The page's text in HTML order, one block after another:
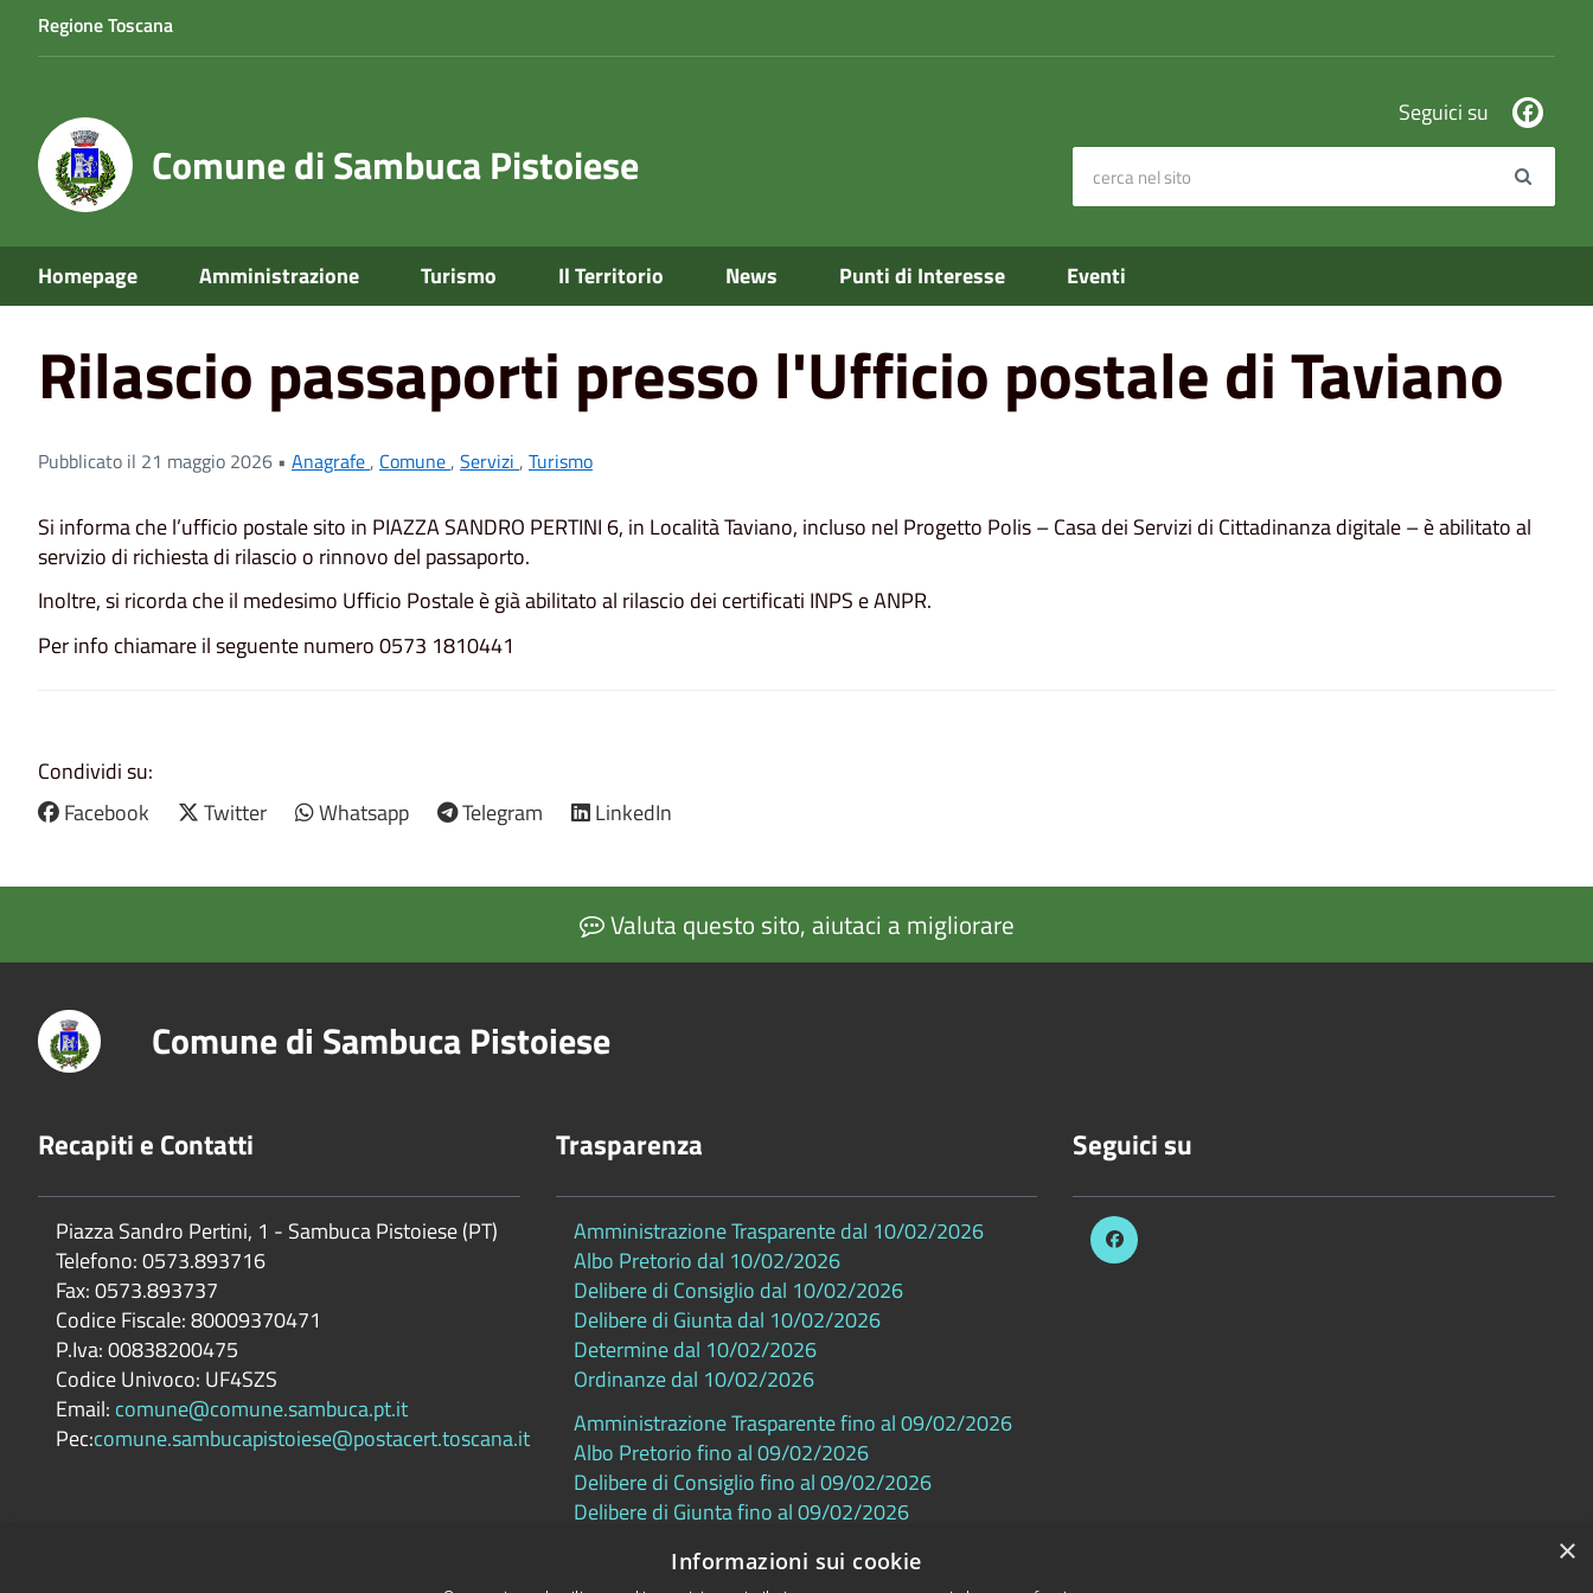
Regione Toscana
Comune di Sambuca Pistoiese
Seguici su
Homepage Amministrazione Turismo Il Territorio News Punti di Interesse Eventi
Home News Servizi Rilascio passaporti presso l'Ufficio postale di Taviano
Rilascio passaporti presso l'Ufficio postale di Taviano
Pubblicato il 21 maggio 2026 • Anagrafe, Comune, Servizi , Turismo
Si informa che l’ufficio postale sito in PIAZZA SANDRO PERTINI 6, in Località Taviano, incluso nel Progetto Polis – Casa dei Servizi di Cittadinanza digitale – è abilitato al
servizio di richiesta di rilascio o rinnovo del passaporto.
Inoltre, si ricorda che il medesimo Ufficio Postale è già abilitato al rilascio dei certificati INPS e ANPR.
Per info chiamare il seguente numero 0573 1810441
Condividi su:
Facebook
Twitter Whatsapp Telegram LinkedIn
Valuta questo sito, aiutaci a migliorare
Comune di Sambuca Pistoiese
Recapiti e Contatti
Piazza Sandro Pertini, 1 - Sambuca Pistoiese (PT)
Telefono: 0573.893716
Fax: 0573.893737
Codice Fiscale: 80009370471
P.Iva: 00838200475
Codice Univoco: UF4SZS
Email: comune@comune.sambuca.pt.it
Pec:comune.sambucapistoiese@postacert.toscana.it
Trasparenza
Amministrazione Trasparente dal 10/02/2026
Albo Pretorio dal 10/02/2026
Delibere di Consiglio dal 10/02/2026
Delibere di Giunta dal 10/02/2026
Determine dal 10/02/2026
Ordinanze dal 10/02/2026
Amministrazione Trasparente fino al 09/02/2026
Albo Pretorio fino al 09/02/2026
Delibere di Consiglio fino al 09/02/2026
Delibere di Giunta fino al 09/02/2026
Ordinanze fino al 09/02/2026
Seguici su
×
Informazioni sui cookie